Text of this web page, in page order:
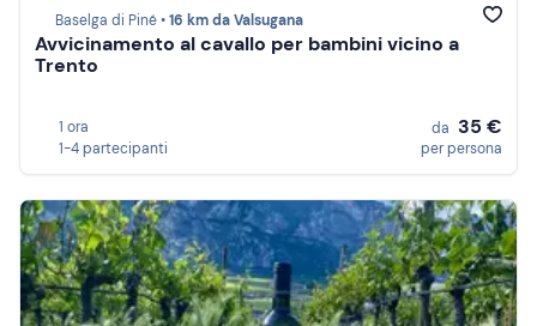
Baselga di Piné •16 km da Valsugana
Avvicinamento al cavallo per bambini vicino a
Trento
1 ora
1-4 partecipanti
da 35 €
per persona